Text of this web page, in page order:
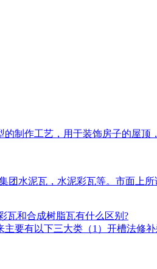
制作工艺，用于装饰房子的屋
团水泥瓦，水泥彩瓦等。市面上
瓦和合成树脂瓦有什么区别?
要有以下三大类（1）开槽法修